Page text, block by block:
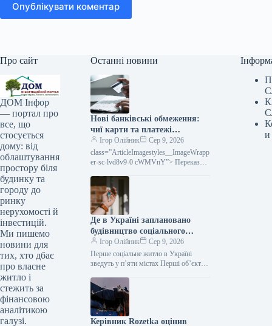
Опублікувати коментар
Про сайт
ДОМ Інфор
— портал про
все, що
стосується
дому: від
облаштування
простору біля
будинку та
городу до
ринку
нерухомості й
інвестицій.
Ми пишемо
новини для
тих, хто дбає
про власне
житло і
стежить за
фінансовою
аналітикою
галузі.
Останні новини
Нові банківські обмеження:
чиї карти та платежі
заблокують уже цього місяця
Ігор Олійник
Сер 9, 2026
class=”ArticleImagestyles__ImageWrapp
er-sc-lvd8v9-0 cWMVnY”> Переказ
середини серпня поточного року в
Україні будуть запроваджені нові
Де в Україні заплановано
будівництво соціального
житла: визначено перші п’ять
населених пунктів
Ігор Олійник
Сер 9, 2026
Перше соціальне житло в Україні
зведуть у п’яти містах Перші об’єкти
заплановано збудувати у п’яти
населених…
Керівник Rozetka оцінив
и